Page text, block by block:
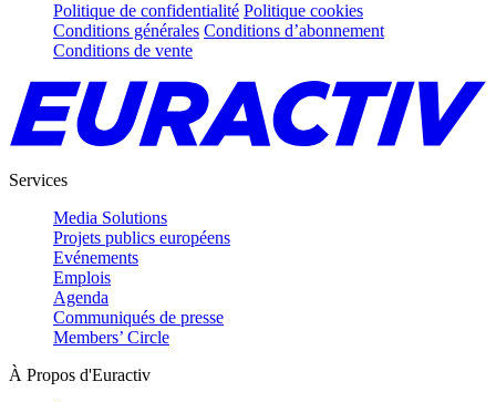
Politique de confidentialité Politique cookies
Conditions générales Conditions d’abonnement
Conditions de vente
Services
Media Solutions
Projets publics européens
Evénements
Emplois
Agenda
Communiqués de presse
Members’ Circle
À Propos d'Euractiv